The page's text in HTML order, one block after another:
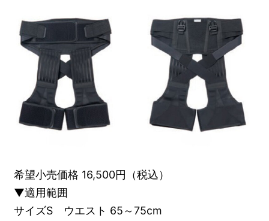
希望小売価格 16,500円（税込）
▼適用範囲
サイズS ウエスト 65～75cm